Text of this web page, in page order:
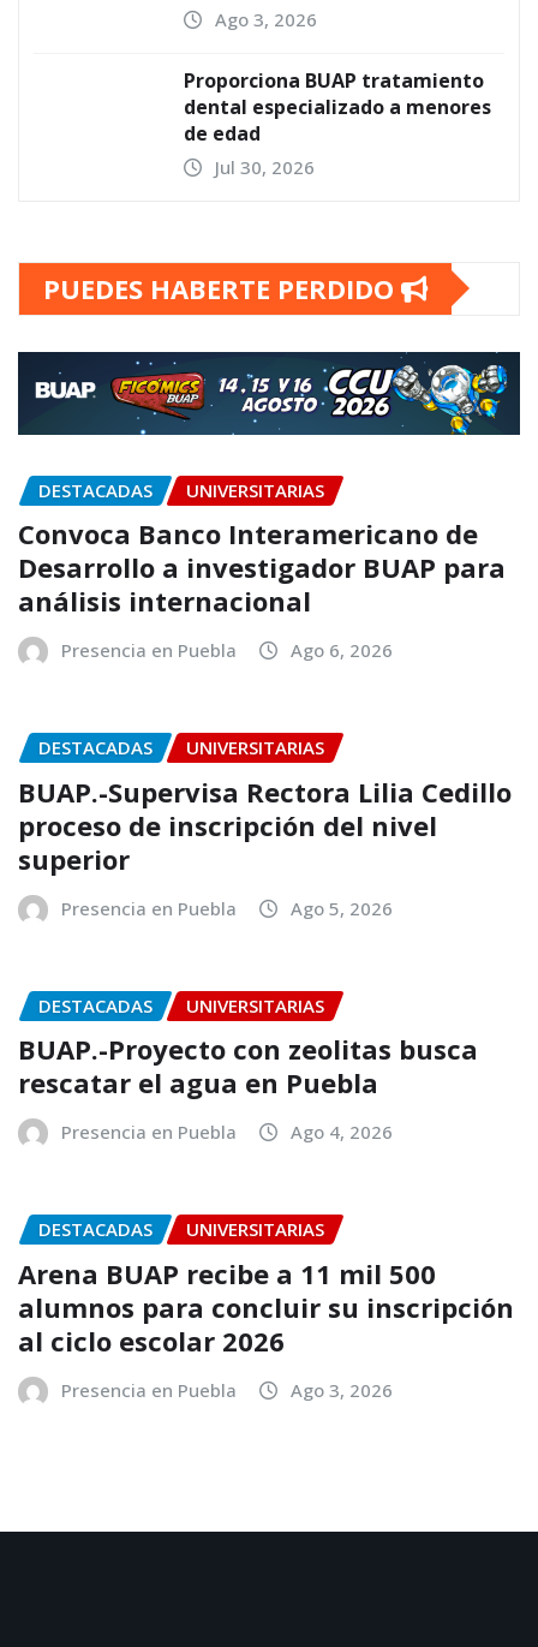
Ago 3, 2026
Proporciona BUAP tratamiento
dental especializado a menores
de edad
Jul 30, 2026
PUEDES HABERTE PERDIDO
DESTACADAS UNIVERSITARIAS
Convoca Banco Interamericano de
Desarrollo a investigador BUAP para
análisis internacional
Presencia en Puebla Ago 6, 2026
DESTACADAS UNIVERSITARIAS
BUAP.-Supervisa Rectora Lilia Cedillo
proceso de inscripción del nivel
superior
Presencia en Puebla Ago 5, 2026
DESTACADAS UNIVERSITARIAS
BUAP.-Proyecto con zeolitas busca
rescatar el agua en Puebla
Presencia en Puebla Ago 4, 2026
DESTACADAS UNIVERSITARIAS
Arena BUAP recibe a 11 mil 500
alumnos para concluir su inscripción
al ciclo escolar 2026
Presencia en Puebla Ago 3, 2026